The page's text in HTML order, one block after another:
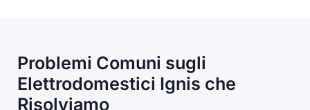
Problemi Comuni sugli
Elettrodomestici Ignis che
Risolviamo